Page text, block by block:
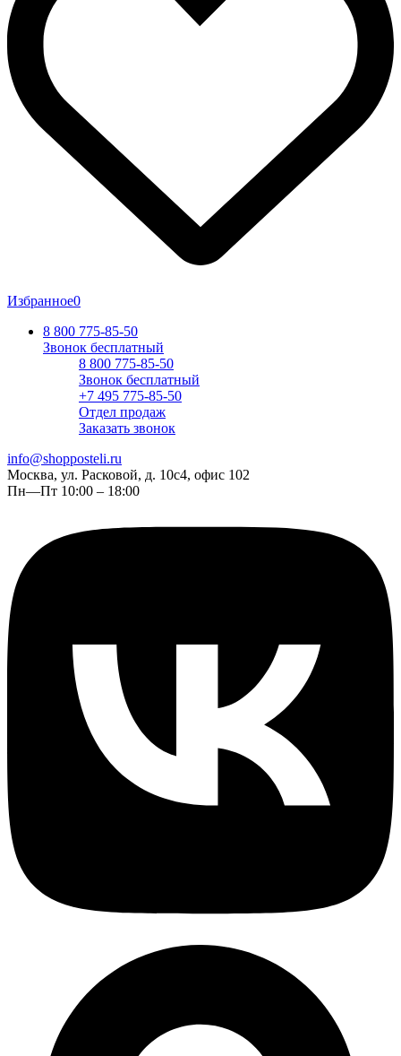
Избранное0
8 800 775-85-50
Звонок бесплатный
8 800 775-85-50
Звонок бесплатный
+7 495 775-85-50
Отдел продаж
Заказать звонок
info@shopposteli.ru
Москва, ул. Расковой, д. 10с4, офис 102
Пн—Пт 10:00 – 18:00